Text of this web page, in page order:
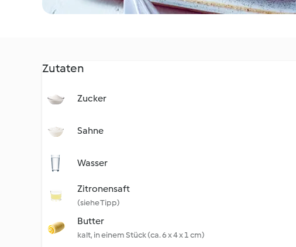
Zutaten
Zucker
Sahne
Wasser
Zitronensaft
(siehe Tipp)
Butter
kalt, in einem Stück (ca. 6 x 4 x 1 cm)